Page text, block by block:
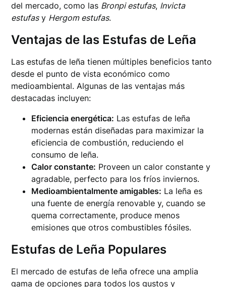
del mercado, como las Bronpi estufas, Invicta
estufasy Hergom estufas.
Ventajas de las Estufas de Leña
Las estufas de leña tienen múltiples beneficios tanto
desde el punto de vista económico como
medioambiental. Algunas de las ventajas más
destacadas incluyen:
Eficiencia energética: Las estufas de leña
modernas están diseñadas para maximizar la
eficiencia de combustión, reduciendo el
consumo de leña.
Calor constante: Proveen un calor constante y
agradable, perfecto para los fríos inviernos.
Medioambientalmente amigables: La leña es
una fuente de energía renovable y, cuando se
quema correctamente, produce menos
emisiones que otros combustibles fósiles.
Estufas de Leña Populares
El mercado de estufas de leña ofrece una amplia
gama de opciones para todos los gustos y